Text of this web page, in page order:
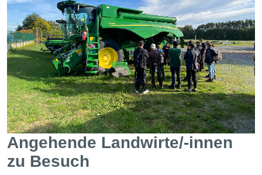
Angehende Landwirte/-innen
zu Besuch